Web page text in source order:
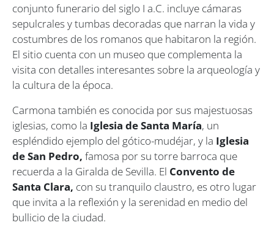
conjunto funerario del siglo I a.C. incluye cámaras
sepulcrales y tumbas decoradas que narran la vida y
costumbres de los romanos que habitaron la región.
El sitio cuenta con un museo que complementa la
visita con detalles interesantes sobre la arqueología y
la cultura de la época.
Carmona también es conocida por sus majestuosas
iglesias, como la Iglesia de Santa María, un
espléndido ejemplo del gótico-mudéjar, y la Iglesia
de San Pedro, famosa por su torre barroca que
recuerda a la Giralda de Sevilla. El Convento de
Santa Clara, con su tranquilo claustro, es otro lugar
que invita a la reflexión y la serenidad en medio del
bullicio de la ciudad.